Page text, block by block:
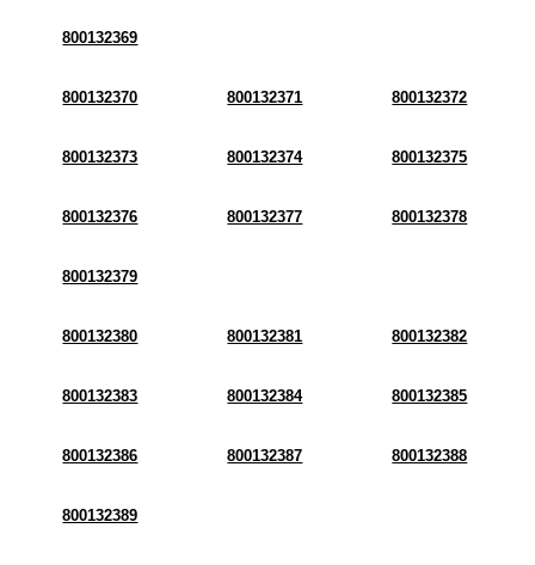
800132369
800132370 800132371 800132372
800132373 800132374 800132375
800132376 800132377 800132378
800132379
800132380 800132381 800132382
800132383 800132384 800132385
800132386 800132387 800132388
800132389